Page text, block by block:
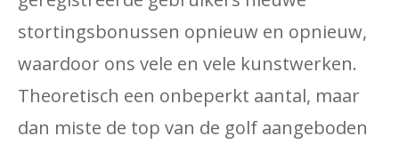
stortingsbonussen opnieuw en opnieuw,
waardoor ons vele en vele kunstwerken.
Theoretisch een onbeperkt aantal, maar
dan miste de top van de golf aangeboden